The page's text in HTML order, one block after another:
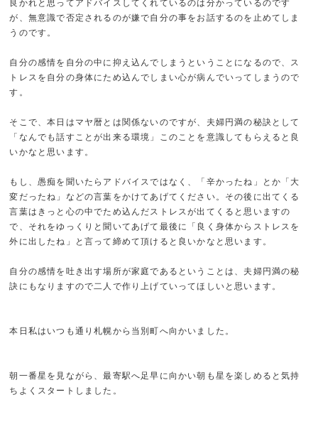
良かれと思ってアドバイスしてくれているのは分かっているのです
が、無意識で否定されるのが嫌で自分の事をお話するのを止めてしま
うのです。
自分の感情を自分の中に抑え込んでしまうということになるので、ス
トレスを自分の身体にため込んでしまい心が病んでいってしまうので
す。
そこで、本日はマヤ暦とは関係ないのですが、夫婦円満の秘訣として
「なんでも話すことが出来る環境」このことを意識してもらえると良
いかなと思います。
もし、愚痴を聞いたらアドバイスではなく、「辛かったね」とか「大
変だったね」などの言葉をかけてあげてください。その後に出てくる
言葉はきっと心の中でため込んだストレスが出てくると思いますの
で、それをゆっくりと聞いてあげて最後に「良く身体からストレスを
外に出したね」と言って締めて頂けると良いかなと思います。
自分の感情を吐き出す場所が家庭であるということは、夫婦円満の秘
訣にもなりますので二人で作り上げていってほしいと思います。
本日私はいつも通り札幌から当別町へ向かいました。
朝一番星を見ながら、最寄駅へ足早に向かい朝も星を楽しめると気持
ちよくスタートしました。